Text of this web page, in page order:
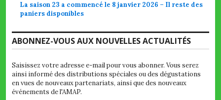
La saison 23 a commencé le 8 janvier 2026 – Il reste des
paniers disponibles
ABONNEZ-VOUS AUX NOUVELLES ACTUALITÉS
Saisissez votre adresse e-mail pour vous abonner. Vous serez
ainsi informé des distributions spéciales ou des dégustations
en vues de nouveaux partenariats, ainsi que des nouveaux
événements de l'AMAP.